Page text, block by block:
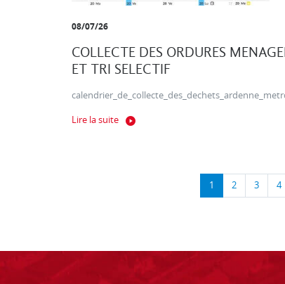
08/07/26
COLLECTE DES ORDURES
ET TRI SELECTIF
Lire la suite
1 2 3 4